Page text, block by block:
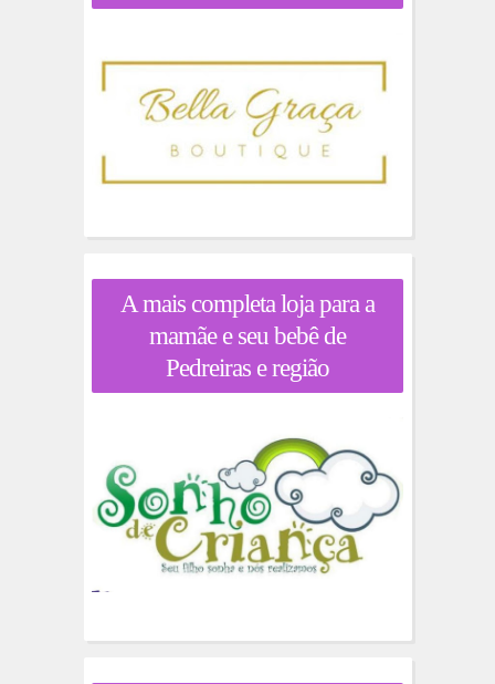
A mais completa loja para a
mamãe e seu bebê de
Pedreiras e região